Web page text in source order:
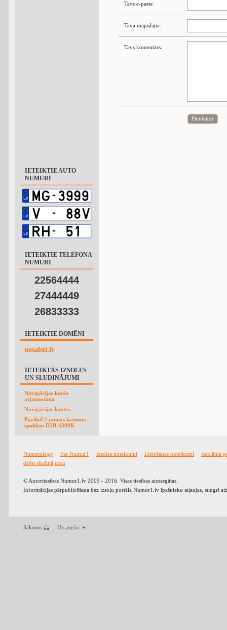
IETEIKTIE AUTO
NUMURI
IETEIKTIE TELEFONA
NUMURI
22564444
27444449
26833333
IETEIKTIE DOMĒNI
nesalsti.lv
IETEIKTĀS IZSOLES
UN SLUDINĀJUMI
Navigācijas karšu
atjaunošana
Navigācijas kartes
Pārdod 2 jaunas ksenona
spuldzes D2R 4300K
Tavs e-pasts:
Tava mājaslapa:
Tavs komentārs:
Pievienot
Numerology Par Numur1 Izsoles noteikumi Lietošanas noteikumi
Reklāma
dzēst sludinājumu
© Autortiesības Numur1.lv 2009 - 2016. Visas tiesības aizsargātas.
Informācijas pārpublicēšana bez izsoļu portāla Numur1.lv īpašnieku atļaujas, stingri
Sākums Uz augšu